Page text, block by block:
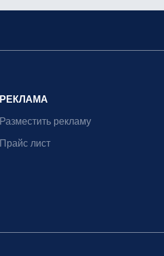
РЕКЛАМА
Разместить рекламу
Прайс лист